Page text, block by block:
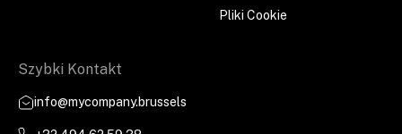
Pliki Cookie
Szybki Kontakt
info@mycompany.brussels